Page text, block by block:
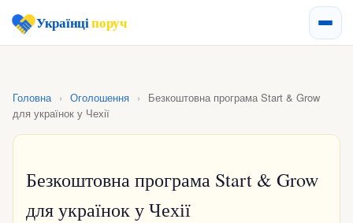
Українціпоруч
Головна › Оголошення ›
Безкоштовна програма Start & Grow
для українок у Чехії
Безкоштовна програма Start & Grow
для українок у Чехії